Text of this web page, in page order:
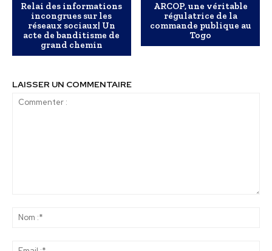
Relai des informations
incongrues sur les
réseaux sociaux| Un
acte de banditisme de
grand chemin
ARCOP, une véritable
régulatrice de la
commande publique au
Togo
LAISSER UN COMMENTAIRE